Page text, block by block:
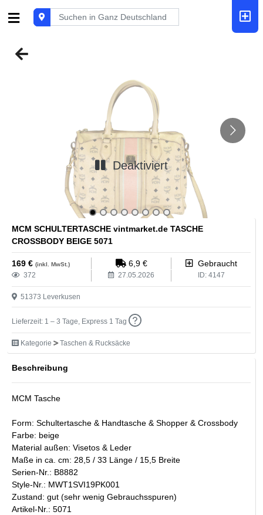
Deaktiviert
MCM SCHULTERTASCHE vintmarket.de TASCHE
CROSSBODY BEIGE 5071
169 € (inkl. MwSt.) 6,9€ Gebraucht
372 27.05.2026 ID: 4147
51373 Leverkusen
Lieferzeit: 1 – 3 Tage, Express 1 Tag
Kategorie Taschen & Rucksäcke
Beschreibung
MCM Tasche
Form: Schultertasche & Handtasche & Shopper & Crossbody
Farbe: beige
Material außen: Visetos & Leder
Maße in ca. cm: 28,5 / 33 Länge / 15,5 Breite
Serien-Nr.: B8882
Style-Nr.: MWT1SVI19PK001
Zustand: gut (sehr wenig Gebrauchsspuren)
Artikel-Nr.: 5071